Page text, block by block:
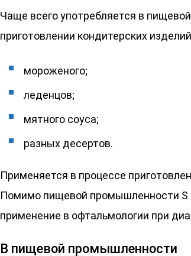
Чаще всего употребляется в
приготовлении кондитерских
мороженого;
леденцов;
мятного соуса;
разных десертов.
Применяется в процессе
Помимо пищевой промышленности S
применение в офтальмологии при
В пищевой промышленности